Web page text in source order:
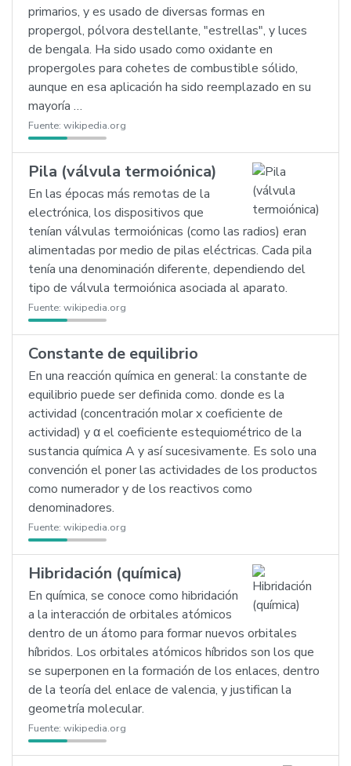
primarios, y es usado de diversas formas en
propergol, pólvora destellante, "estrellas", y luces
de bengala. Ha sido usado como oxidante en
propergoles para cohetes de combustible sólido,
aunque en esa aplicación ha sido reemplazado en su
mayoría …
Fuente: wikipedia.org
Pila (válvula termoiónica)
En las épocas más remotas de la
electrónica, los dispositivos que
tenían válvulas termoiónicas (como las radios) eran
alimentadas por medio de pilas eléctricas. Cada pila
tenía una denominación diferente, dependiendo del
tipo de válvula termoiónica asociada al aparato.
Fuente: wikipedia.org
Constante de equilibrio
En una reacción química en general: la constante de
equilibrio puede ser definida como. donde es la
actividad (concentración molar x coeficiente de
actividad) y α el coeficiente estequiométrico de la
sustancia química A y así sucesivamente. Es solo una
convención el poner las actividades de los productos
como numerador y de los reactivos como
denominadores.
Fuente: wikipedia.org
Hibridación (química)
En química, se conoce como hibridación
a la interacción de orbitales atómicos
dentro de un átomo para formar nuevos orbitales
híbridos. Los orbitales atómicos híbridos son los que
se superponen en la formación de los enlaces, dentro
de la teoría del enlace de valencia, y justifican la
geometría molecular.
Fuente: wikipedia.org